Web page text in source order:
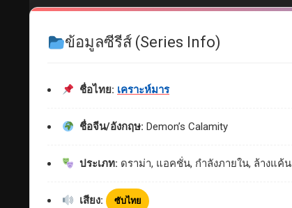
ข้อมูลซีรีส์ (Series Info)
ชื่อไทย: เคราะห์มาร
ชื่อจีน/อังกฤษ: Demon’s Calamity
ประเภท: ดราม่า, แอคชั่น, กำลังภายใน, ล้างแค้น
เสียง: ซับไทย